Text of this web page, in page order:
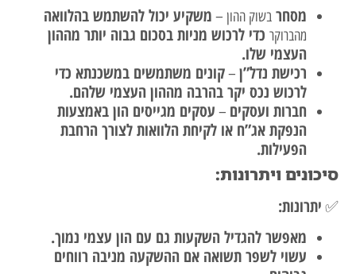
מסחרבשוק ההון – משקיע יכול להשתמש בהלוואה
מהברוקר כדי לרכוש מניות בסכום גבוה יותר מההון
העצמי שלו.
רכישת נדל”ן –קונים משתמשים במשכנתא כדי
לרכוש נכס יקר בהרבה מההון העצמי שלהם.
חברות ועסקים – עסקים מגייסים הון באמצעות
הנפקת אג”ח או לקיחת הלוואות לצורך הרחבת
הפעילות.
סיכונים ויתרונות:
✅ יתרונות:
מאפשר להגדיל השקעות גם עם הון עצמי נמוך.
עשוי לשפר תשואה אם ההשקעה מניבה רווחים